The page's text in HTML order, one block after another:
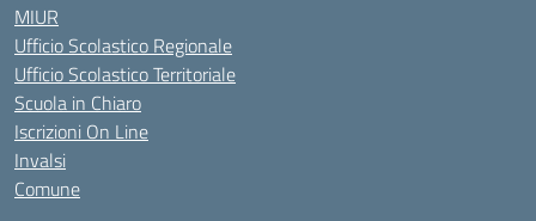
MIUR
Ufficio Scolastico Regionale
Ufficio Scolastico Territoriale
Scuola in Chiaro
Iscrizioni On Line
Invalsi
Comune